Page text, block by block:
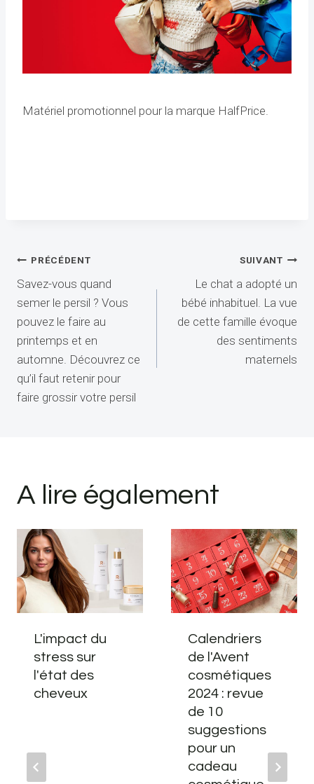
Matériel promotionnel pour la marque HalfPrice.
Navigation
de
l’article
PRÉCÉDENT
Savez-vous quand
semer le persil ? Vous
pouvez le faire au
printemps et en
automne. Découvrez ce
qu’il faut retenir pour
faire grossir votre persil
SUIVANT
Le chat a adopté un
bébé inhabituel. La vue
de cette famille évoque
des sentiments
maternels
A lire également
L'impact du
stress sur
l'état des
cheveux
Calendriers
de l'Avent
cosmétiques
2024 : revue
de 10
suggestions
pour un
cadeau